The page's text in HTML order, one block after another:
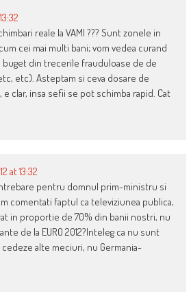
reale la VAMI ??? Sunt zonele in
cei mai multi bani; vom vedea curand
buget din trecerile frauduloase de de
etc). Asteptam si ceva dosare de
e clar, insa sefii se pot schimba rapid. Cat
at 13:32
pentru domnul prim-ministru si
comentati faptul ca televiziunea publica,
in proportie de 70% din banii nostri, nu
de la EURO 2012?Inteleg ca nu sunt
alte meciuri, nu Germania-